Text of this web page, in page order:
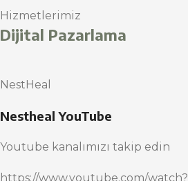
Hizmetlerimiz
Dijital Pazarlama
NestHeal
Nestheal YouTube
Youtube kanalımızı takip edin
https://www.youtube.com/watch?